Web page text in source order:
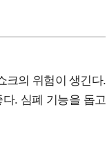
크의 위험이 생긴다.
. 심폐 기능을 돕고